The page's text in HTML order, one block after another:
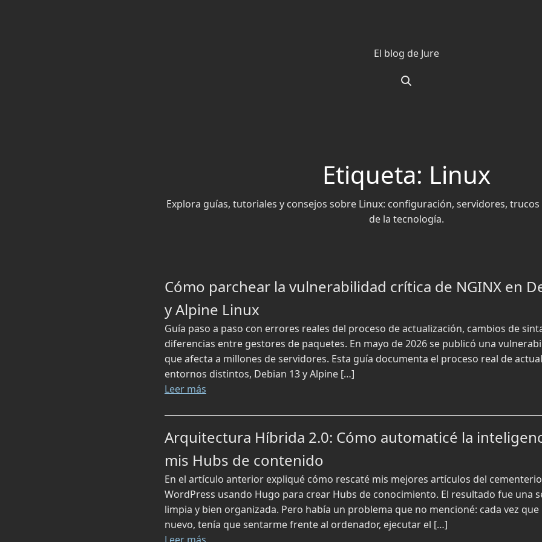
El blog de Jure
Etiqueta: Linux
Explora guías, tutoriales y consejos sobre Linux: configuración, servidores,
de la tecnología.
Cómo parchear la vulnerabilidad crítica de NGINX en
y Alpine Linux
Guía paso a paso con errores reales del proceso de actualización, cambios de
diferencias entre gestores de paquetes. En mayo de 2026 se publicó una
que afecta a millones de servidores. Esta guía documenta el proceso real de
entornos distintos, Debian 13 y Alpine […]
Leer más
Arquitectura Híbrida 2.0: Cómo automaticé la
mis Hubs de contenido
En el artículo anterior expliqué cómo rescaté mis mejores artículos del
WordPress usando Hugo para crear Hubs de conocimiento. El resultado fue una
limpia y bien organizada. Pero había un problema que no mencioné: cada vez
nuevo, tenía que sentarme frente al ordenador, ejecutar el […]